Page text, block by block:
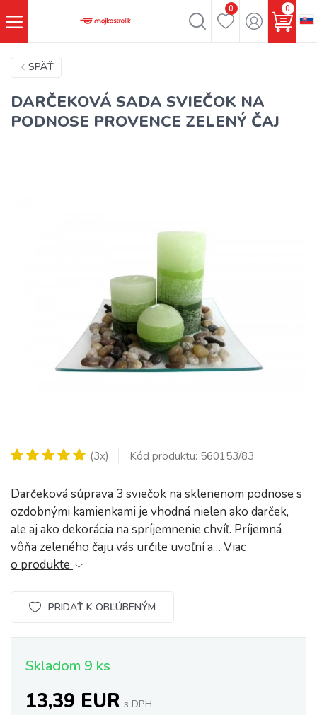
0 0
SPÄŤ
DARČEKOVÁ SADA SVIEČOK NA
PODNOSE PROVENCE ZELENÝ ČAJ
(3x) Kód produktu: 560153/83
Darčeková súprava 3 sviečok na sklenenom podnose s
ozdobnými kamienkami je vhodná nielen ako darček,
ale aj ako dekorácia na spríjemnenie chvíľ. Príjemná
vôňa zeleného čaju vás určite uvoľní a… Viac
o produkte
PRIDAŤ K OBĽÚBENÝM
Skladom 9 ks
13,39 EUR s DPH